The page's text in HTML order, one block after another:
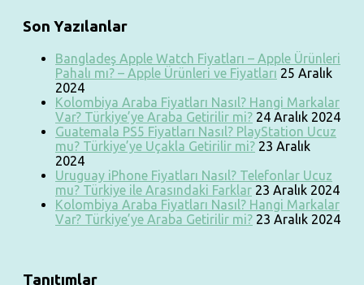
Son Yazılanlar
Bangladeş Apple Watch Fiyatları – Apple Ürünleri
Pahalı mı? – Apple Ürünleri ve Fiyatları 25 Aralık
2024
Kolombiya Araba Fiyatları Nasıl? Hangi Markalar
Var? Türkiye’ye Araba Getirilir mi? 24 Aralık 2024
Guatemala PS5 Fiyatları Nasıl? PlayStation Ucuz
mu? Türkiye’ye Uçakla Getirilir mi? 23 Aralık
2024
Uruguay iPhone Fiyatları Nasıl? Telefonlar Ucuz
mu? Türkiye ile Arasındaki Farklar 23 Aralık 2024
Kolombiya Araba Fiyatları Nasıl? Hangi Markalar
Var? Türkiye’ye Araba Getirilir mi? 23 Aralık 2024
Tanıtımlar